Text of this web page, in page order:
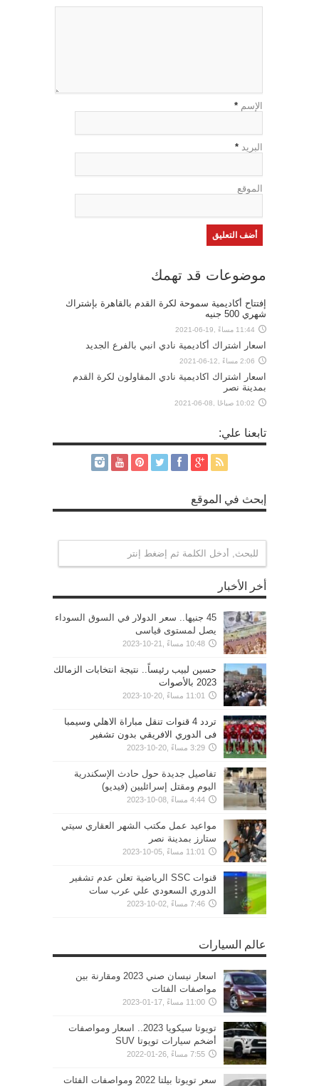
الإسم *
البريد *
الموقع
موضوعات قد تهمك
إفتتاح أكاديمية سموحة لكرة القدم بالقاهرة بإشتراك
شهري 500 جنيه
11:44 مساءً ,19-06-2021
اسعار اشتراك أكاديمية نادي انبي بالفرع الجديد
2:06 مساءً ,12-06-2021
اسعار اشتراك اكاديمية نادي المقاولون لكرة القدم
بمدينة نصر
10:02 صباحًا ,08-06-2021
تابعنا علي:
إبحث في الموقع
أخر الأخبار
45 جنيها.. سعر الدولار في السوق السوداء
يصل لمستوى قياسى
10:48 مساءً ,21-10-2023
حسين لبيب رئيساً.. نتيجة انتخابات الزمالك
2023 بالأصوات
11:01 مساءً ,20-10-2023
تردد 4 قنوات تنقل مباراة الاهلي وسيمبا
فى الدوري الافريقي بدون تشفير
3:29 مساءً ,20-10-2023
تفاصيل جديدة حول حادث الإسكندرية
اليوم ومقتل إسرائليين (فيديو)
4:44 مساءً ,08-10-2023
مواعيد عمل مكتب الشهر العقاري سيتي
ستارز بمدينة نصر
11:01 مساءً ,05-10-2023
قنوات SSC الرياضية تعلن عدم تشفير
الدوري السعودي علي عرب سات
7:46 مساءً ,02-10-2023
عالم السيارات
اسعار نيسان صني 2023 ومقارنة بين
مواصفات الفئات
11:00 مساءً ,17-01-2023
تويوتا سيكويا 2023.. اسعار ومواصفات
أضخم سيارات تويوتا SUV
7:55 مساءً ,26-01-2022
سعر تويوتا بيلتا 2022 ومواصفات الفئات